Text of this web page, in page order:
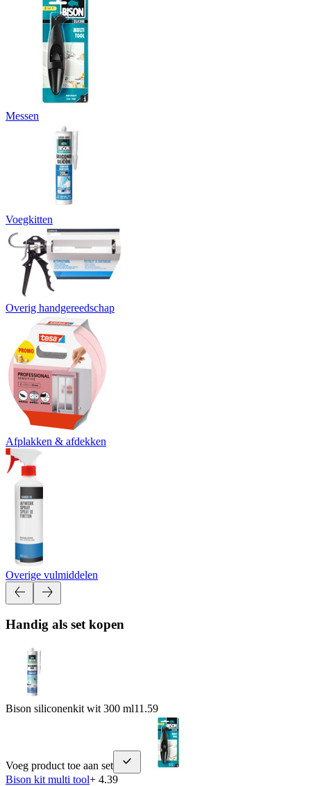
Messen
Voegkitten
Overig handgereedschap
Afplakken & afdekken
Overige vulmiddelen
Handig als set kopen
Bison siliconenkit wit 300 ml11.59
Voeg product toe aan set
Bison kit multi tool+ 4.39